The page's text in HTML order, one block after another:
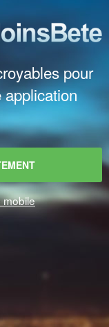
pour
application
mobile